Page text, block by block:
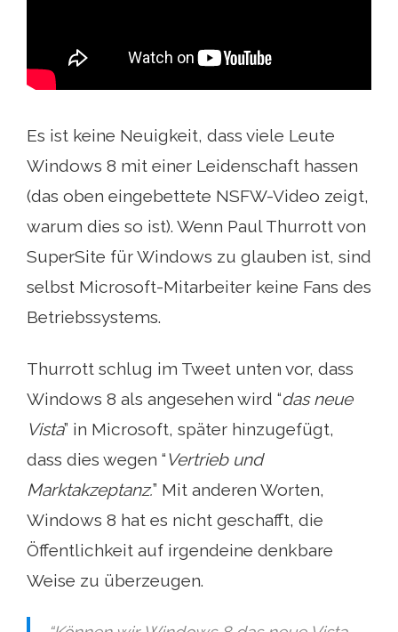
Es ist keine Neuigkeit, dass viele Leute
Windows 8 mit einer Leidenschaft hassen
(das oben eingebettete NSFW-Video zeigt,
warum dies so ist). Wenn Paul Thurrott von
SuperSite für Windows zu glauben ist, sind
selbst Microsoft-Mitarbeiter keine Fans des
Betriebssystems.
Thurrott schlug im Tweet unten vor, dass
Windows 8 als angesehen wird “das neue
Vista” in Microsoft, später hinzugefügt,
dass dies wegen “Vertrieb und
Marktakzeptanz.” Mit anderen Worten,
Windows 8 hat es nicht geschafft, die
Öffentlichkeit auf irgendeine denkbare
Weise zu überzeugen.